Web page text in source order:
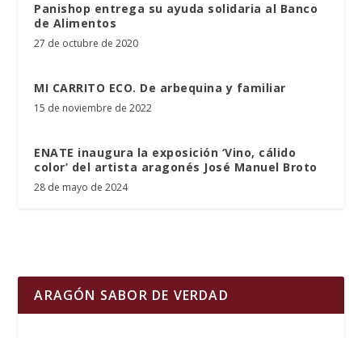
Panishop entrega su ayuda solidaria al Banco
de Alimentos
27 de octubre de 2020
MI CARRITO ECO. De arbequina y familiar
15 de noviembre de 2022
ENATE inaugura la exposición ‘Vino, cálido
color’ del artista aragonés José Manuel Broto
28 de mayo de 2024
ARAGÓN SABOR DE VERDAD